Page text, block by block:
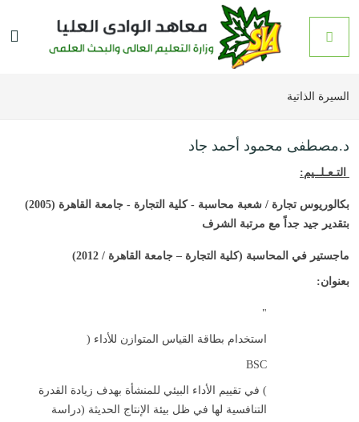
السيرة الذاتية
د.مصطفى محمود أحمد جاد
التـعـلــيم:
بكالوريوس تجارة / شعبة محاسبة - كلية التجارة - جامعة القاهرة (2005)
بتقدير جيد جداً مع مرتبة الشرف
ماجستير في المحاسبة (كلية التجارة – جامعة القاهرة / 2012)
بعنوان:
"
استخدام بطاقة القياس المتوازن للأداء (
BSC
) في تقييم الأداء البيئي للمنشأة بهدف زيادة القدرة
التنافسية لها في ظل بيئة الإنتاج الحديثة (دراسة